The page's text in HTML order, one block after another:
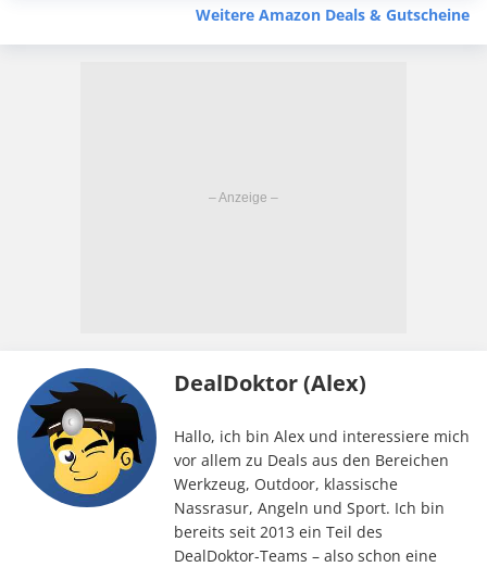
Weitere Amazon Deals & Gutscheine
DealDoktor (Alex)
Hallo, ich bin Alex und interessiere mich
vor allem zu Deals aus den Bereichen
Werkzeug, Outdoor, klassische
Nassrasur, Angeln und Sport. Ich bin
bereits seit 2013 ein Teil des
DealDoktor-Teams – also schon eine